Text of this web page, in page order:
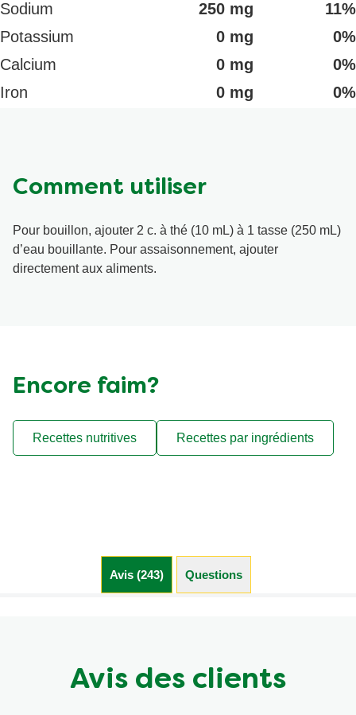
Sodium
250 mg
11%
Potassium
0 mg
0%
Calcium
0 mg
0%
Iron
0 mg 0%
Comment utiliser
Pour bouillon, ajouter 2 c. à thé (10 mL) à 1 tasse (250 mL)
d’eau bouillante. Pour assaisonnement, ajouter
directement aux aliments.
Encore faim?
Recettes nutritives Recettes par ingrédients
Avis (243) Questions (4)
Avis des clients